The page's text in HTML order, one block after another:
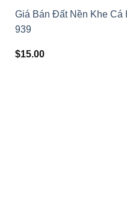
Giá Bán Đất Nền Khe Cá
939
$15.00